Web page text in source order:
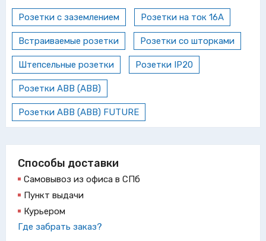
Розетки с заземлением Розетки на ток 16А
Встраиваемые розетки Розетки со шторками
Штепсельные розетки Розетки IP20
Розетки ABB (АВВ)
Розетки ABB (АВВ) FUTURE
Способы доставки
Самовывоз из офиса в СПб
Пункт выдачи
Курьером
Где забрать заказ?